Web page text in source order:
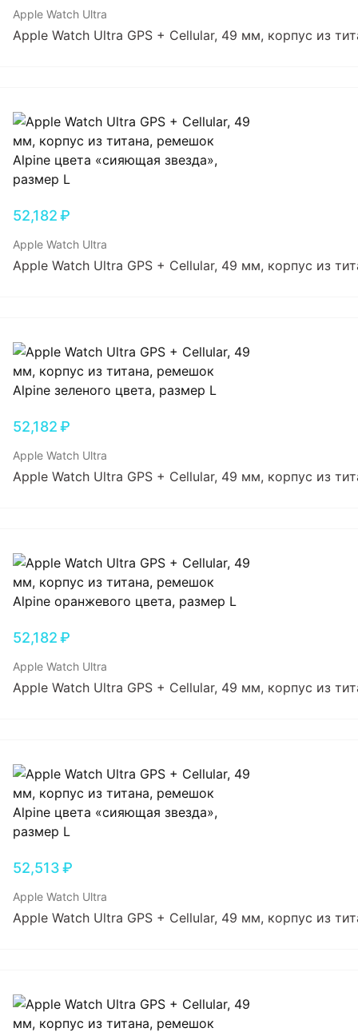
Apple Watch Ultra
Apple Watch Ultra GPS + Cellular, 49 мм, корпус из
52,182₽
Apple Watch Ultra
Apple Watch Ultra GPS + Cellular, 49 мм, корпус из
52,182₽
Apple Watch Ultra
Apple Watch Ultra GPS + Cellular, 49 мм, корпус из
52,182₽
Apple Watch Ultra
Apple Watch Ultra GPS + Cellular, 49 мм, корпус из
52,513₽
Apple Watch Ultra
Apple Watch Ultra GPS + Cellular, 49 мм, корпус из